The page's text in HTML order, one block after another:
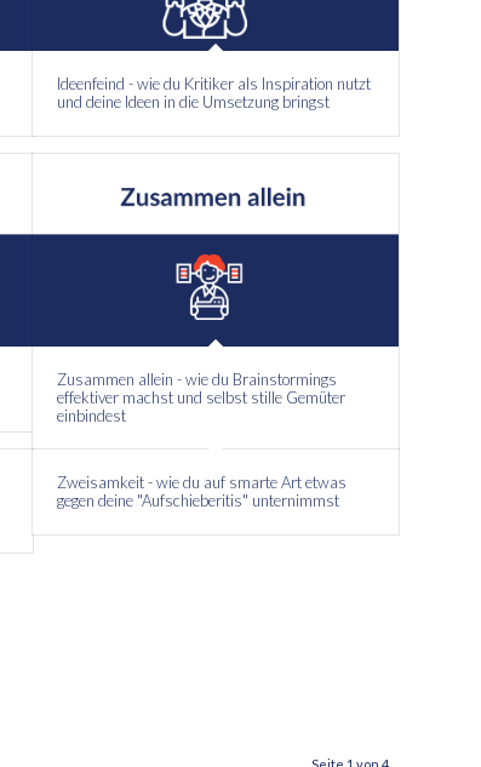
Ideenfeind - wie du Kritiker als Inspiration nutzt
und deine Ideen in die Umsetzung bringst
Zusammen allein - wie du Brainstormings
effektiver machst und selbst stille Gemüter
einbindest
Zweisamkeit - wie du auf smarte Art etwas
gegen deine "Aufschieberitis" unternimmst